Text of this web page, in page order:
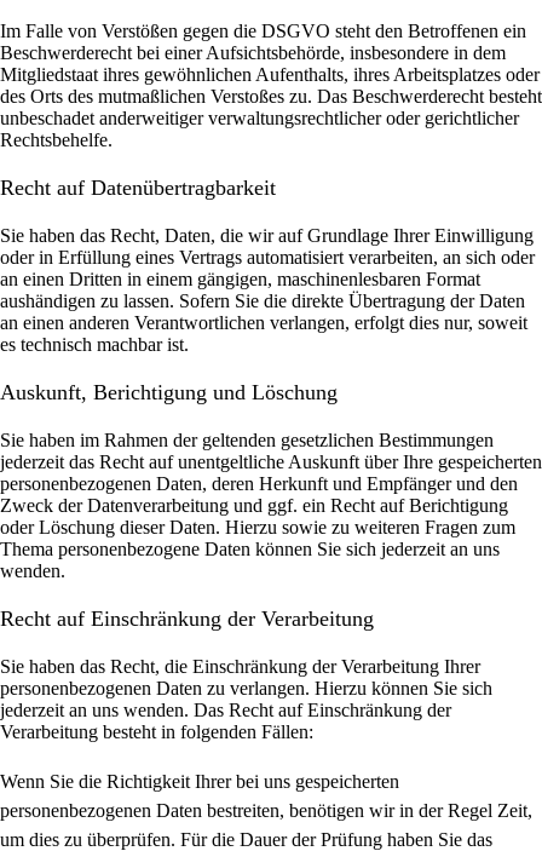
Im Falle von Verstößen gegen die DSGVO steht den Betroffenen ein
Beschwerderecht bei einer Aufsichtsbehörde, insbesondere in dem
Mitgliedstaat ihres gewöhnlichen Aufenthalts, ihres Arbeitsplatzes oder
des Orts des mutmaßlichen Verstoßes zu. Das Beschwerderecht besteht
unbeschadet anderweitiger verwaltungsrechtlicher oder gerichtlicher
Rechtsbehelfe.
Recht auf Daten­übertrag­barkeit
Sie haben das Recht, Daten, die wir auf Grundlage Ihrer Einwilligung
oder in Erfüllung eines Vertrags automatisiert verarbeiten, an sich oder
an einen Dritten in einem gängigen, maschinenlesbaren Format
aushändigen zu lassen. Sofern Sie die direkte Übertragung der Daten
an einen anderen Verantwortlichen verlangen, erfolgt dies nur, soweit
es technisch machbar ist.
Auskunft, Berichtigung und Löschung
Sie haben im Rahmen der geltenden gesetzlichen Bestimmungen
jederzeit das Recht auf unentgeltliche Auskunft über Ihre gespeicherten
personenbezogenen Daten, deren Herkunft und Empfänger und den
Zweck der Datenverarbeitung und ggf. ein Recht auf Berichtigung
oder Löschung dieser Daten. Hierzu sowie zu weiteren Fragen zum
Thema personenbezogene Daten können Sie sich jederzeit an uns
wenden.
Recht auf Einschränkung der Verarbeitung
Sie haben das Recht, die Einschränkung der Verarbeitung Ihrer
personenbezogenen Daten zu verlangen. Hierzu können Sie sich
jederzeit an uns wenden. Das Recht auf Einschränkung der
Verarbeitung besteht in folgenden Fällen:
Wenn Sie die Richtigkeit Ihrer bei uns gespeicherten
personenbezogenen Daten bestreiten, benötigen wir in der Regel Zeit,
um dies zu überprüfen. Für die Dauer der Prüfung haben Sie das